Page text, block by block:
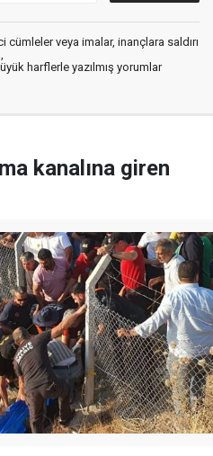
veya imalar, inançlara saldırı
harflerle yazılmış yorumlar
kanalına giren